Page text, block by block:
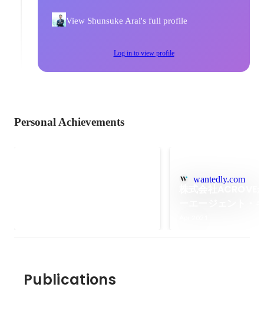
View Shunsuke Arai's full profile
Log in to view profile
Personal Achievements
wantedly.com
Publications